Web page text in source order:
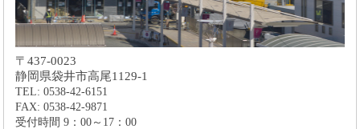
〒437-0023
静岡県袋井市高尾1129-1
TEL: 0538-42-6151
FAX: 0538-42-9871
受付時間 9：00～17：00